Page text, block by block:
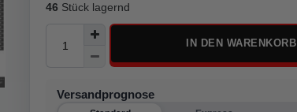
46 Stück lagernd
IN DEN WARENKORB
Versandprognose